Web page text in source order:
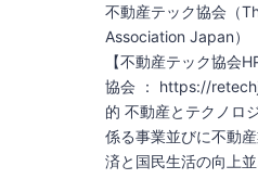
不動産テック協会（
Association Japan
【不動産テック協会
協会 ： https://
的 不動産とテクノロ
係る事業並びに不動
済と国民生活の向上